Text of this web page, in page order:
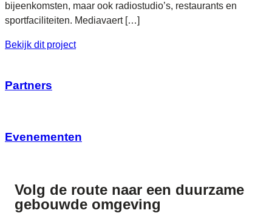
bijeenkomsten, maar ook radiostudio’s, restaurants en
sportfaciliteiten. Mediavaert […]
Bekijk dit project
Partners
Evenementen
Volg de route naar een duurzame
gebouwde omgeving